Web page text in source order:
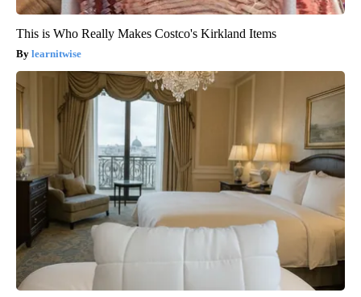
This is Who Really Makes Costco's Kirkland Items
learnitwise